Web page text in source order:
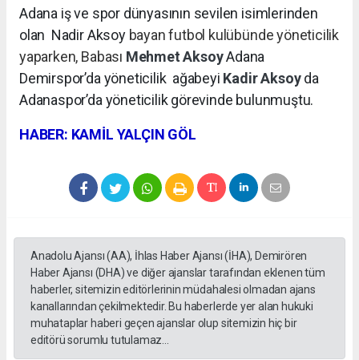
Adana iş ve spor dünyasının sevilen isimlerinden
olan Nadir Aksoy bayan futbol kulübünde yöneticilik
yaparken, Babası Mehmet AksoyAdana
Demirspor’da yöneticilik ağabeyi Kadir Aksoyda
Adanaspor’da yöneticilik görevinde bulunmuştu.
HABER: KAMİL YALÇIN GÖL
Anadolu Ajansı (AA), İhlas Haber Ajansı (İHA), Demirören
Haber Ajansı (DHA) ve diğer ajanslar tarafından eklenen tüm
haberler, sitemizin editörlerinin müdahalesi olmadan ajans
kanallarından çekilmektedir. Bu haberlerde yer alan hukuki
muhataplar haberi geçen ajanslar olup sitemizin hiç bir
editörü sorumlu tutulamaz...